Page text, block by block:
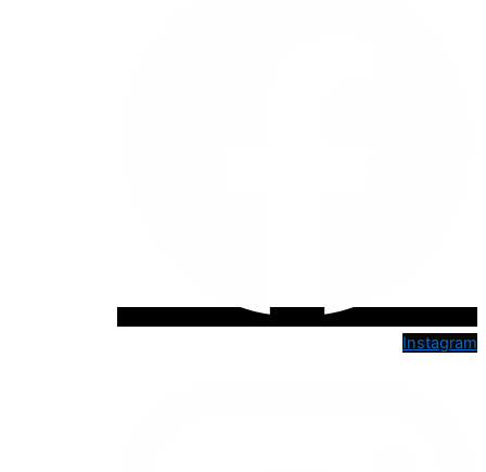
Instagram